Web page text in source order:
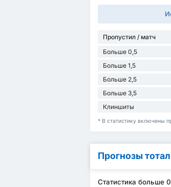
Пропустил / матч
Больше 0,5
Больше 1,5
Больше 2,5
Больше 3,5
Клиншиты
* В статистику включены
Прогнозы
Статистика больше